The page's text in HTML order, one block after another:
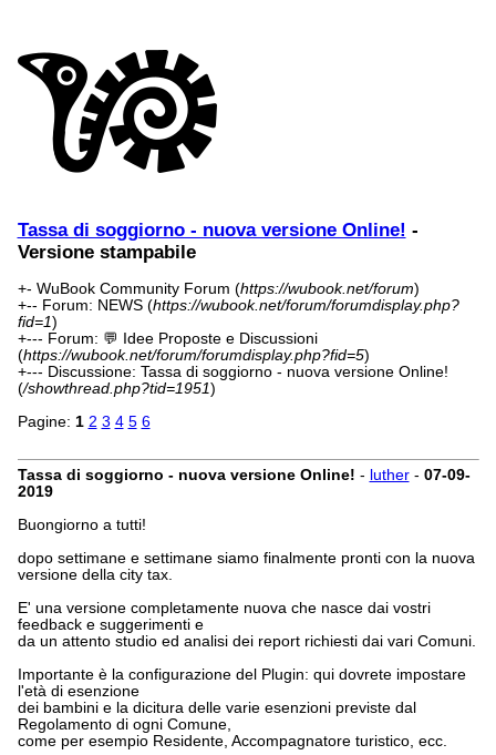
Tassa di soggiorno - nuova versione Online! -
Versione stampabile
+- WuBook Community Forum (https://wubook.net/forum)
+-- Forum: NEWS (https://wubook.net/forum/forumdisplay.php?
fid=1)
+--- Forum: 💬 Idee Proposte e Discussioni
(https://wubook.net/forum/forumdisplay.php?fid=5)
+--- Discussione: Tassa di soggiorno - nuova versione Online!
(/showthread.php?tid=1951)
Pagine: 1 2 3 4 5 6
Tassa di soggiorno - nuova versione Online! - luther- 07-09-
2019
Buongiorno a tutti!
dopo settimane e settimane siamo finalmente pronti con la nuova
versione della city tax.
E' una versione completamente nuova che nasce dai vostri
feedback e suggerimenti e
da un attento studio ed analisi dei report richiesti dai vari Comuni.
Importante è la configurazione del Plugin: qui dovrete impostare
l'età di esenzione
dei bambini e la dicitura delle varie esenzioni previste dal
Regolamento di ogni Comune,
come per esempio Residente, Accompagnatore turistico, ecc.